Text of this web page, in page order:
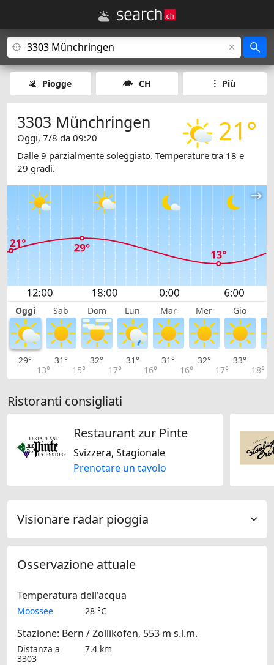
Piogge CH Più
21°
3303 Münchringen
Oggi, 7/8 da 09:20
Dalle 9 parzialmente soleggiato. Temperature tra 18 e
29 gradi.
Oggi Sab Dom Lun Mar Mer Gio
29°
13°
31°
15°
32°
17°
31°
16°
31°
16°
32°
17°
33°
18°
Ristoranti consigliati
Restaurant zur Pinte
Svizzera, Stagionale
Prenotare un tavolo
Visionare radar pioggia
Osservazione attuale
Temperatura dell'acqua
Moossee 28 °C
Stazione: Bern / Zollikofen, 553 m s.l.m.
Distanza a
3303
7.4 km